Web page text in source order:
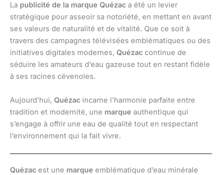
La publicité de la marque Quézac a été un levier
stratégique pour asseoir sa notoriété, en mettant en avant
ses valeurs de naturalité et de vitalité. Que ce soit à
travers des campagnes télévisées emblématiques ou des
initiatives digitales modernes, Quézac continue de
séduire les amateurs d’eau gazeuse tout en restant fidèle
à ses racines cévenoles.
Aujourd’hui, Quézac incarne l’harmonie parfaite entre
tradition et modernité, une marque authentique qui
s’engage à offrir une eau de qualité tout en respectant
l’environnement qui la fait vivre.
Quézac est une marque emblématique d’eau minérale